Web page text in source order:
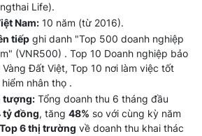
Life).
Nam: 10 năm (từ 2016).
tiếp ghi danh "Top 500 doanh nghiệp
(VNR500) . Top 10 Doanh nghiệp bảo
Vàng Đất Việt, Top 10 nơi làm việc tốt
nhân thọ .
tượng: Tổng doanh thu 6 tháng đầu
tỷ đồng, tăng 48% so với cùng kỳ năm
Top 6 thị trường về doanh thu khai thác